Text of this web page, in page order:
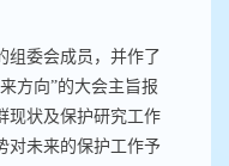
组委会成员，并作了
方向”的大会主旨报
现状及保护研究工作
对未来的保护工作予